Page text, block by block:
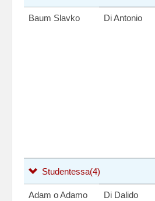
Baum Slavko Di Antonio
Studentessa(4)
Adam o Adamo
Di Dalido